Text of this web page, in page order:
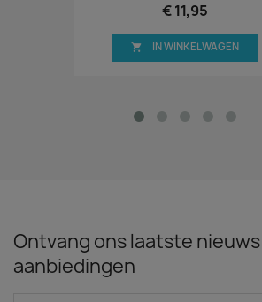
€ 11,95
 IN WINKELWAGEN
Ontvang ons laatste
aanbiedingen